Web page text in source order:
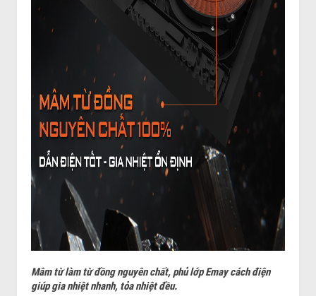
Mâm từ làm từ đồng nguyên chất, phủ lớp Emay cách điện
giúp gia nhiệt nhanh, tỏa nhiệt đều.